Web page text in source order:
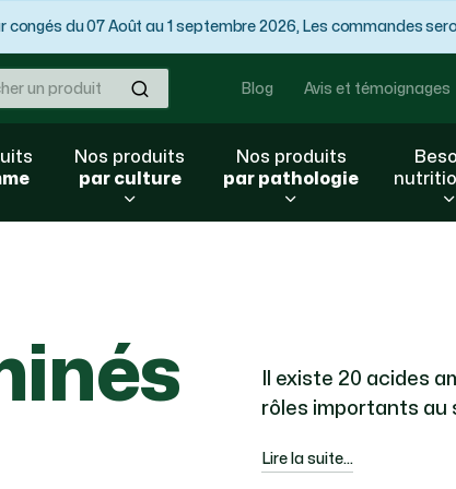
congés du 07 Août au 1 septembre 2026, Les commandes
Blog Avis et témoignages
Nos produits
par culture
Nos produits
par pathologie
Il existe 20 acides
rôles importants au
Alanine :a une
Lire la suite...